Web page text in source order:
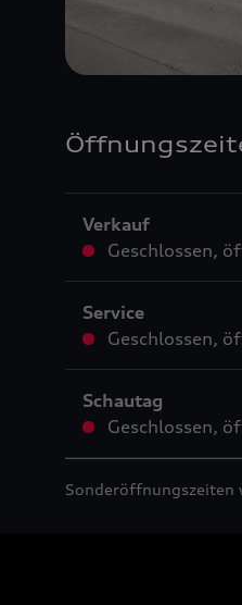
Verkauf
Geschlossen,
Service
Geschlossen,
Schautag
Geschlossen,
Sonderöffnungszeiten